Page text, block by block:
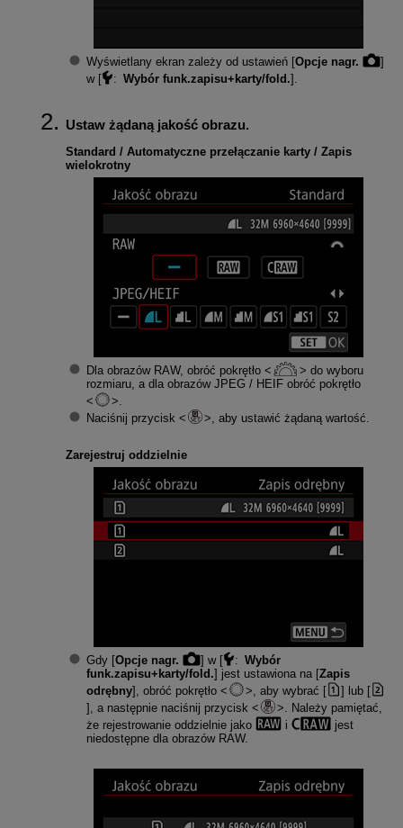
Wyświetlany ekran zależy od ustawień [Opcje nagr.
]
w [
: Wybór funk.zapisu+karty/fold.].
Ustaw żądaną jakość obrazu.
Standard / Automatyczne przełączanie karty / Zapis
wielokrotny
Dla obrazów RAW, obróć pokrętło
do wyboru
rozmiaru, a dla obrazów JPEG / HEIF obróć pokrętło
.
Naciśnij przycisk
, aby ustawić żądaną wartość.
Zarejestruj oddzielnie
Gdy [Opcje nagr. ] w [ : Wybór
funk.zapisu+karty/fold.] jest ustawiona na [Zapis
odrębny], obróć pokrętło , aby wybrać [
] lub [
], a następnie naciśnij przycisk
. Należy pamiętać,
że rejestrowanie oddzielnie jako
i
jest
niedostępne dla obrazów RAW.